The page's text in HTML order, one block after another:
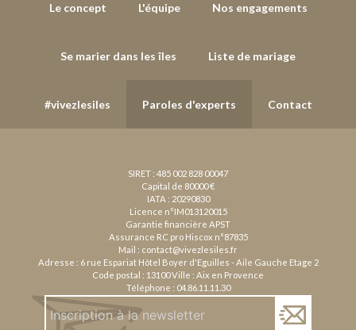
Le concept L'équipe Nos engagements
Se marier dans les îles Liste de mariage
#vivezlesiles Paroles d'experts Contact
SIRET : 485 002 828 00047
Capital de 80000 €
IATA : 20290830
Licence n°IM013120015
Garantie financière APST
Assurance RC pro Hiscox n°87835
Mail : contact@vivezlesiles.fr
Adresse : 6 rue Espariat Hôtel Boyer d'Eguilles - Aile Gauche Etage 2
Code postal : 13100 Ville : Aix en Provence
Téléphone : 04.86.11.11.30